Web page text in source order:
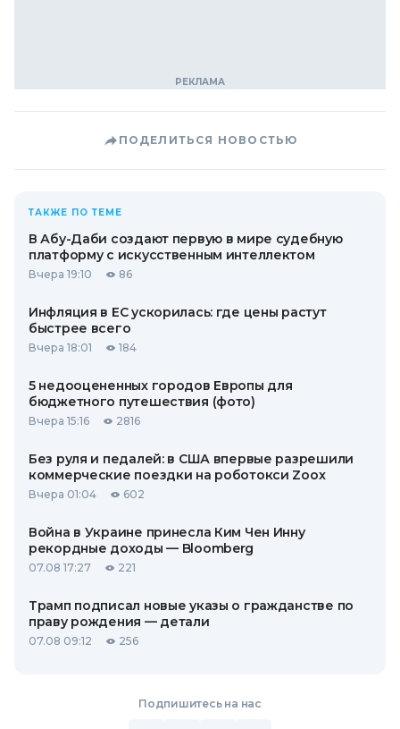
ПОДЕЛИТЬСЯ НОВОСТЬЮ
ТАКЖЕ ПО ТЕМЕ
В Абу-Даби создают первую в мире судебную
платформу с искусственным интеллектом
Вчера 19:10 86
Инфляция в ЕС ускорилась: где цены растут
быстрее всего
Вчера 18:01 184
5 недооцененных городов Европы для
бюджетного путешествия (фото)
Вчера 15:16 2816
Без руля и педалей: в США впервые разрешили
коммерческие поездки на роботокси Zoox
Вчера 01:04 602
Война в Украине принесла Ким Чен Инну
рекордные доходы — Bloomberg
07.08 17:27 221
Трамп подписал новые указы о гражданстве по
праву рождения — детали
07.08 09:12 256
Подпишитесь на нас